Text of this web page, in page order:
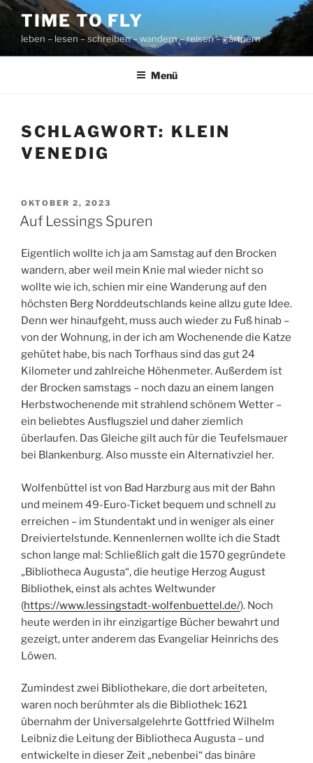
Zum
Inhalt
springen
TIME TO FLY
leben – lesen – schreiben – wandern – reisen – gärtnern
Menü
SCHLAGWORT: KLEIN
VENEDIG
VERÖFFENTLICHT
AM
OKTOBER 2, 2023
Auf Lessings Spuren
Eigentlich wollte ich ja am Samstag auf den Brocken
wandern, aber weil mein Knie mal wieder nicht so
wollte wie ich, schien mir eine Wanderung auf den
höchsten Berg Norddeutschlands keine allzu gute Idee.
Denn wer hinaufgeht, muss auch wieder zu Fuß hinab –
von der Wohnung, in der ich am Wochenende die Katze
gehütet habe, bis nach Torfhaus sind das gut 24
Kilometer und zahlreiche Höhenmeter. Außerdem ist
der Brocken samstags – noch dazu an einem langen
Herbstwochenende mit strahlend schönem Wetter –
ein beliebtes Ausflugsziel und daher ziemlich
überlaufen. Das Gleiche gilt auch für die Teufelsmauer
bei Blankenburg. Also musste ein Alternativziel her.
Wolfenbüttel ist von Bad Harzburg aus mit der Bahn
und meinem 49-Euro-Ticket bequem und schnell zu
erreichen – im Stundentakt und in weniger als einer
Dreiviertelstunde. Kennenlernen wollte ich die Stadt
schon lange mal: Schließlich galt die 1570 gegründete
„Bibliotheca Augusta“, die heutige Herzog August
Bibliothek, einst als achtes Weltwunder
(https://www.lessingstadt-wolfenbuettel.de/). Noch
heute werden in ihr einzigartige Bücher bewahrt und
gezeigt, unter anderem das Evangeliar Heinrichs des
Löwen.
Zumindest zwei Bibliothekare, die dort arbeiteten,
waren noch berühmter als die Bibliothek: 1621
übernahm der Universalgelehrte Gottfried Wilhelm
Leibniz die Leitung der Bibliotheca Augusta – und
entwickelte in dieser Zeit „nebenbei“ das binäre